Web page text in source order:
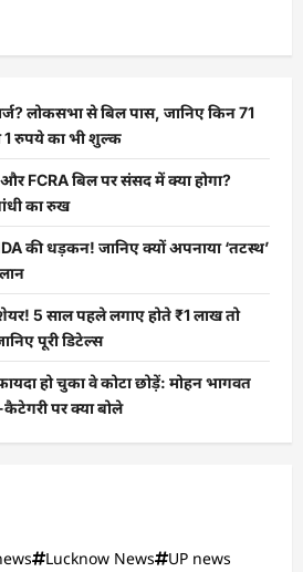
लोकसभा से बिल पास, जानिए किन 71
1 रुपये का भी शुल्क
FCRA बिल पर संसद में क्या होगा?
का रुख
की धड़कन! जानिए क्यों अपनाया ‘तटस्थ’
5 साल पहले लगाए होते ₹1 लाख तो
पूरी डिटेल्स
हो चुका वे कोटा छोड़ें: मोहन भागवत
पर क्या बोले
Lucknow News
UP news